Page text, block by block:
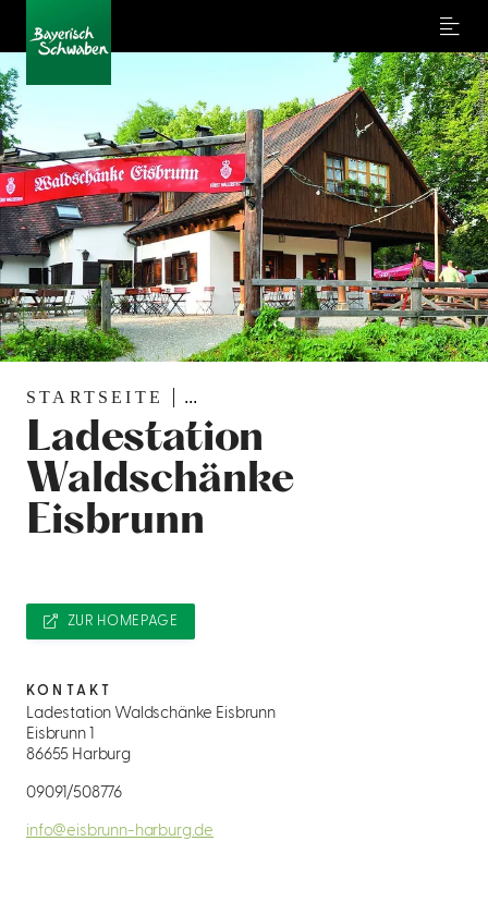
Menu
STARTSEITE ...
Ladestation
Waldschänke
Eisbrunn
ZUR HOMEPAGE
KONTAKT
Ladestation Waldschänke Eisbrunn
Eisbrunn 1
86655 Harburg
09091/508776
info@eisbrunn-harburg.de